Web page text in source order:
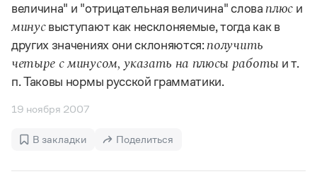
Справочники
Правила русской орфографии и пунктуации
Русский язык. Краткий теоретический курс
Письмовник
Словарь-справочник трудностей
Словарь методических терминов
величина" и "отрицательная величина" слова плюси
минусвыступают как несклоняемые, тогда как в
других значениях они склоняются: получить
четыре с минусом, указать на плюсы работыи т.
п. Таковы нормы русской грамматики.
19 ноября 2007
В закладки Поделиться